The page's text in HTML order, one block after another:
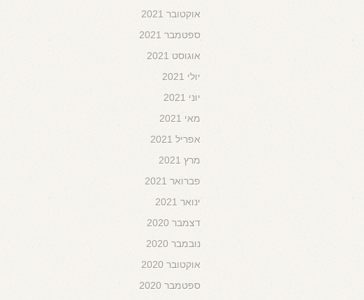
אוקטובר 2021
ספטמבר 2021
אוגוסט 2021
יולי 2021
יוני 2021
מאי 2021
אפריל 2021
מרץ 2021
פברואר 2021
ינואר 2021
דצמבר 2020
נובמבר 2020
אוקטובר 2020
ספטמבר 2020